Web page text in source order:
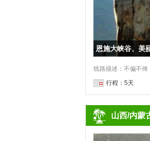
恩施大峡谷、美
行程：5天
山西/内蒙